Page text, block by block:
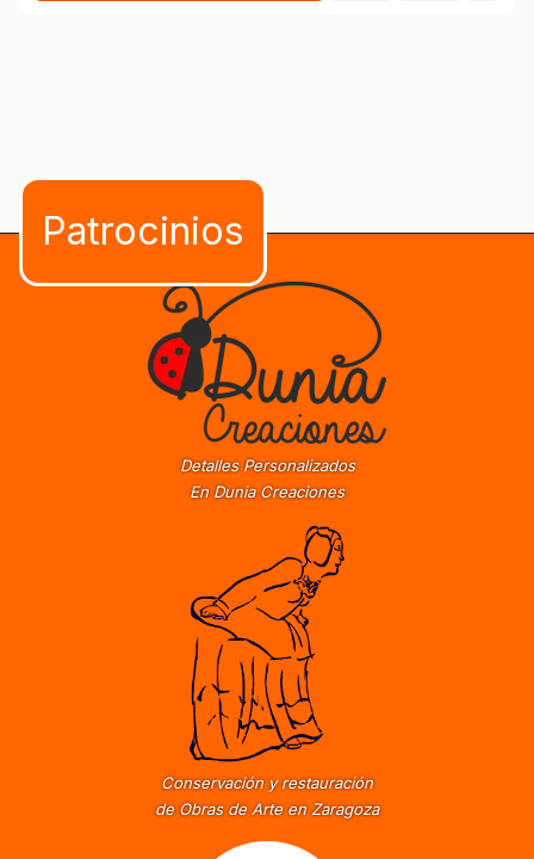
Detalles Personalizados
En Dunia Creaciones
Conservación y restauración
de Obras de Arte en Zaragoza